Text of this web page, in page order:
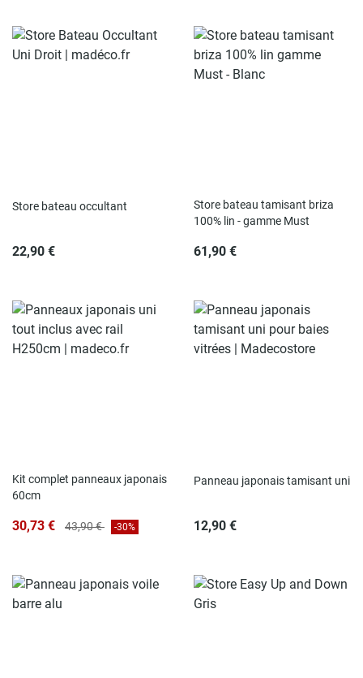
Store bateau occultant
22,90 €
Store bateau tamisant briza
100% lin - gamme Must
61,90 €
Kit complet panneaux japonais
60cm
30,73 € 43,90 € -30%
Panneau japonais tamisant uni
12,90 €